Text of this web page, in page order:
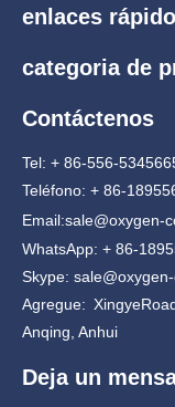
enlaces
categoria de
Contáctenos
Tel: + 86-556-
Teléfono: + 86-
Email:sale@oxygen-
WhatsApp: + 86-
Skype:
Agregue:
Anqing, Anhui
Deja un